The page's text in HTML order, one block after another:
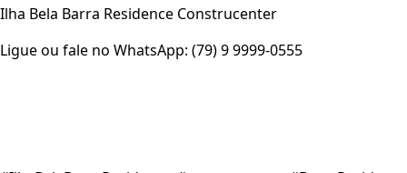
Ilha Bela Barra Residence Construcenter
Ligue ou fale no WhatsApp: (79) 9 9999-0555